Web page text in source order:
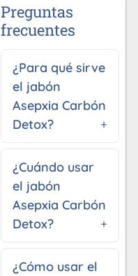
Preguntas
frecuentes
¿Para qué sirve
el jabón
Asepxia Carbón
Detox?
¿Cuándo usar
el jabón
Asepxia Carbón
Detox?
¿Cómo usar el